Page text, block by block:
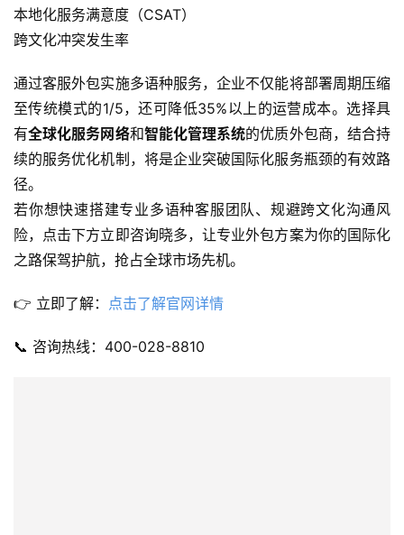
本地化服务满意度（CSAT）
跨文化冲突发生率
通过客服外包实施多语种服务，企业不仅能将部署周期压缩
至传统模式的1/5，还可降低35%以上的运营成本。选择具
有全球化服务网络和智能化管理系统的优质外包商，结合持
续的服务优化机制，将是企业突破国际化服务瓶颈的有效路
径。
若你想快速搭建专业多语种客服团队、规避跨文化沟通风
险，点击下方立即咨询晓多，让专业外包方案为你的国际化
之路保驾护航，抢占全球市场先机。
👉 立即了解： 点击了解官网详情
📞 咨询热线：400-028-8810